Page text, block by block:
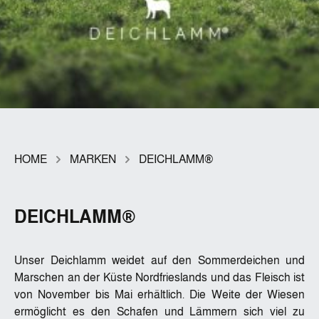
HOME MARKEN DEICHLAMM®
DEICHLAMM®
Unser Deichlamm weidet auf den Sommerdeichen und
Marschen an der Küste Nordfrieslands und das Fleisch ist
von November bis Mai erhältlich. Die Weite der Wiesen
ermöglicht es den Schafen und Lämmern sich viel zu